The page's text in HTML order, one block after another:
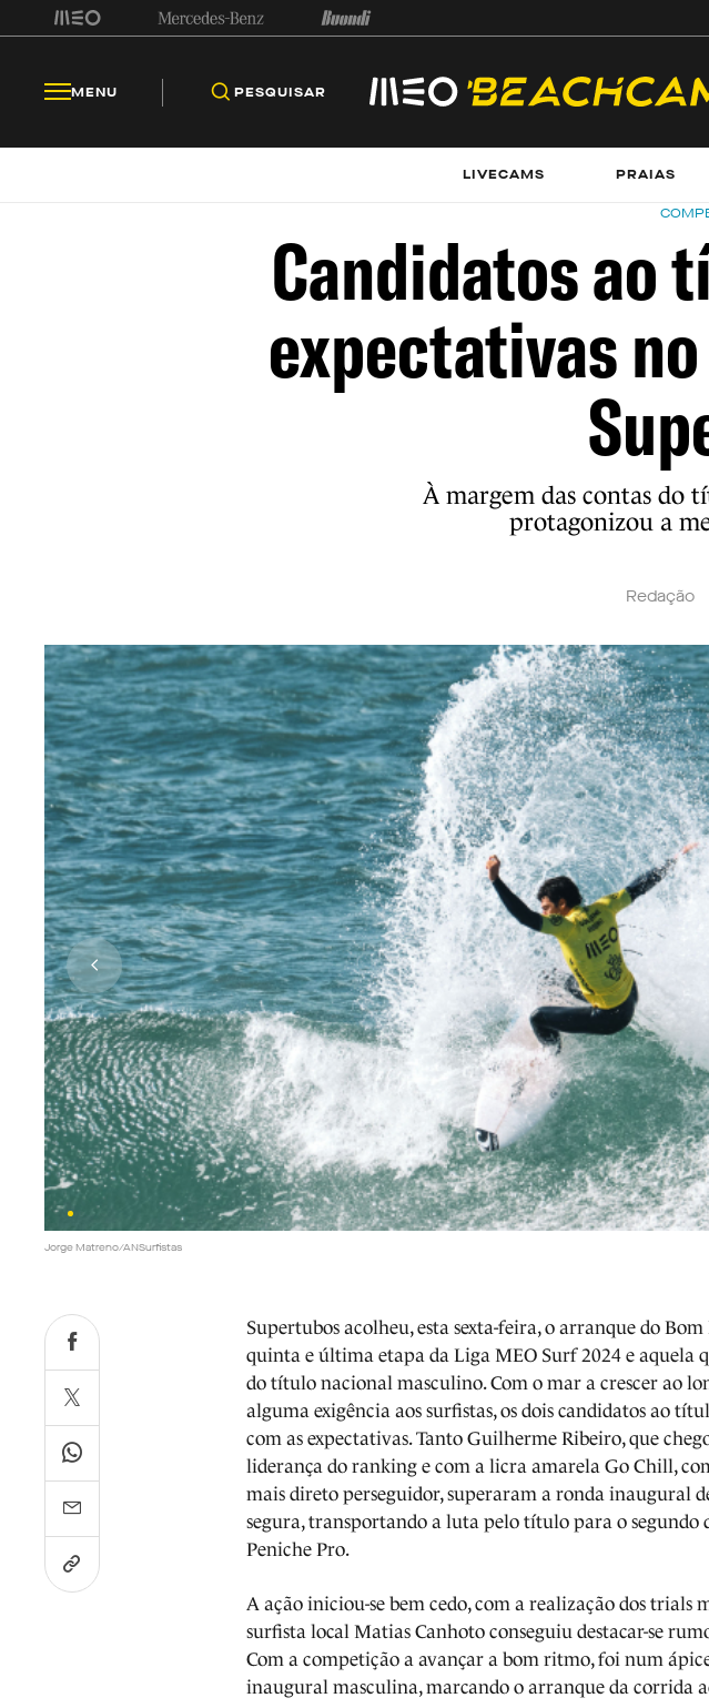
MENU PESQUISAR
LIVECAMS PRAIAS
Candidatos ao
expectativas
À margem das contas do
protagonizou a
Redação
Jorge Matreno/ANSurfistas
Supertubos acolheu, esta sexta-feira, o arranque do Bom
quinta e última etapa da Liga MEO Surf 2024 e aquela
do título nacional masculino. Com o mar a crescer ao
alguma exigência aos surfistas, os dois candidatos ao
com as expectativas. Tanto Guilherme Ribeiro, que
liderança do ranking e com a licra amarela Go Chill,
mais direto perseguidor, superaram a ronda inaugural
segura, transportando a luta pelo título para o segundo
Peniche Pro.
A ação iniciou-se bem cedo, com a realização dos trials
surfista local Matias Canhoto conseguiu destacar-se
Com a competição a avançar a bom ritmo, foi num
inaugural masculina, marcando o arranque da corrida